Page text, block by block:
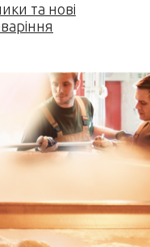
та нові